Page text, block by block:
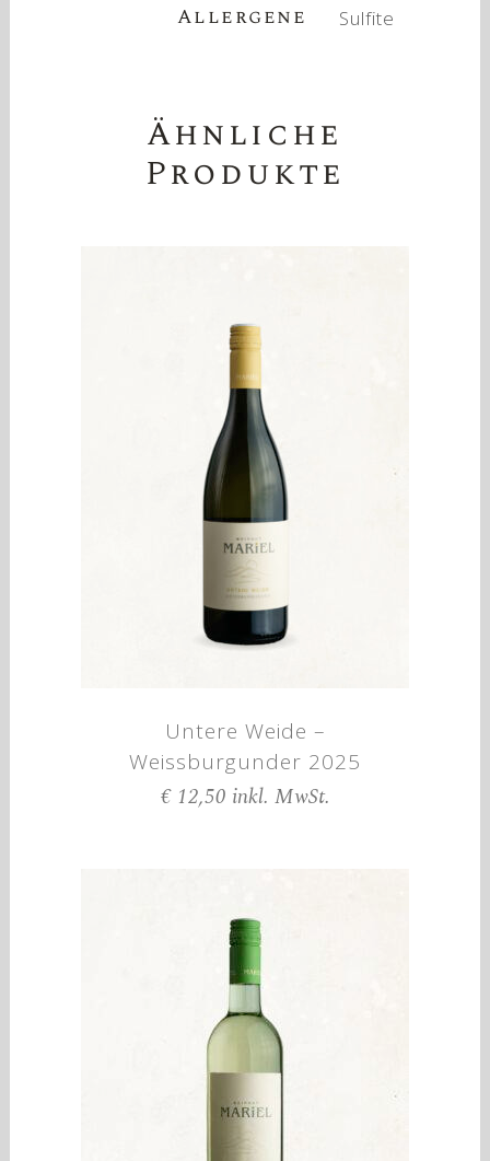
Allergene Sulfite
Ähnliche
Produkte
Untere Weide –
Weissburgunder 2025
€12,50